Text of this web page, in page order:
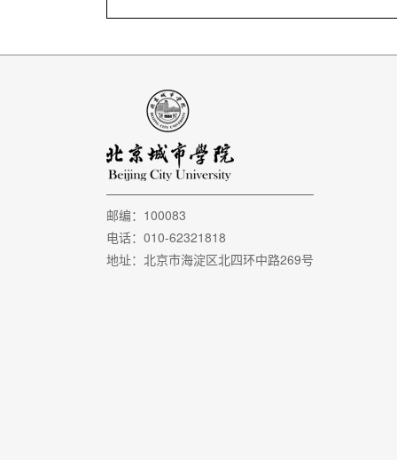
邮编：100083
电话：010-62321818
地址：北京市海淀区北四环中路269号